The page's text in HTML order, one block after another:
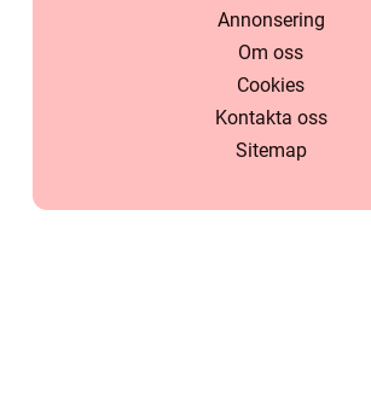
Annonsering
Om oss
Cookies
Kontakta oss
Sitemap